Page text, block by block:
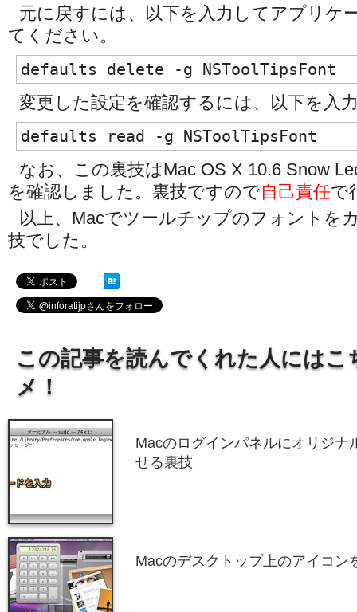
元に戻すには、以下を入力してアプリケ
てください。
defaults delete -g NSToolTipsFont
変更した設定を確認するには、以下を入
defaults read -g NSToolTipsFont
なお、この裏技はMac OS X 10.6 Snow
を確認しました。裏技ですので自己責任で
以上、Macでツールチップのフォントを
技でした。
この記事を読んでくれた人にはこ
メ！
Macのログインパネルにオリジナ
せる裏技
Macのデスクトップ上のアイコン